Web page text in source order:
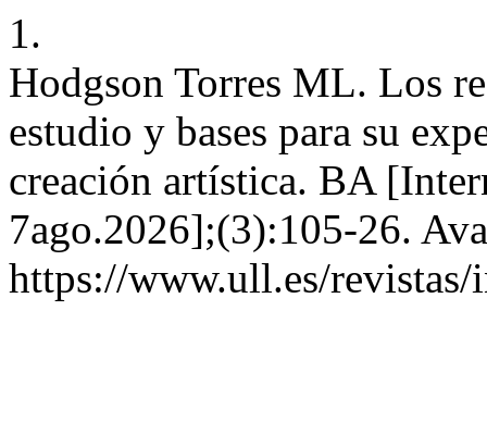
1.
Hodgson Torres ML. Los
estudio y bases para su
creación artística. BA
7ago.2026];(3):105-26.
https://www.ull.es/